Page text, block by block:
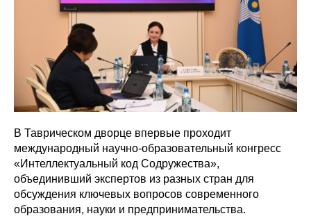
В Таврическом дворце впервые проходит
международный научно-образовательный конгресс
«Интеллектуальный код Содружества»,
объединивший экспертов из разных стран для
обсуждения ключевых вопросов современного
образования, науки и предпринимательства.